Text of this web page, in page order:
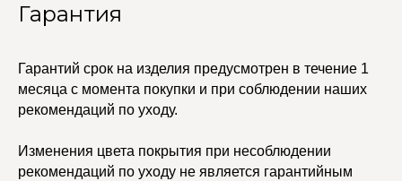
Гарантия
Гарантий срок на изделия предусмотрен в течение 1
месяца с момента покупки и при соблюдении наших
рекомендаций по уходу.
Изменения цвета покрытия при несоблюдении
рекомендаций по уходу не является гарантийным
© 2021-2025 Edalinjewelry. Все права защищены.
Не бриллианты, потому
что по любви